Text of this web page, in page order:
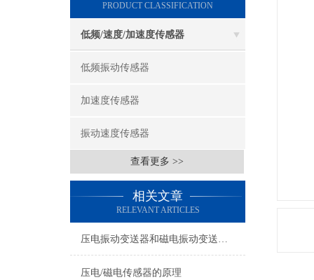
PRODUCT CLASSIFICATION
低频/速度/加速度传感器
低频振动传感器
加速度传感器
振动速度传感器
查看更多 >>
相关文章
RELEVANT ARTICLES
压电振动变送器和磁电振动变送器在使用上的区别
压电/磁电传感器的原理